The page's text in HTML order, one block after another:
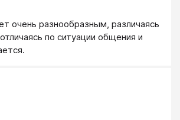
очень разнообразным, различаясь
по ситуации общения и